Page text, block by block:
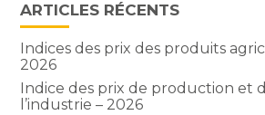
ARTICLES RÉCENTS
Indices des prix des produits
2026
Indice des prix de production et
l’industrie – 2026